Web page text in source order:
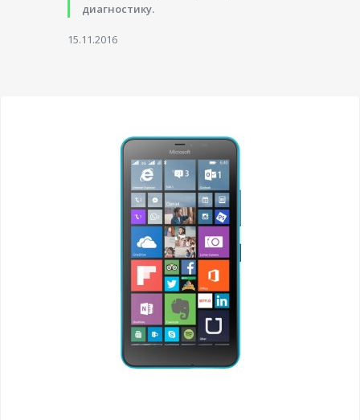
диагностику.
15.11.2016